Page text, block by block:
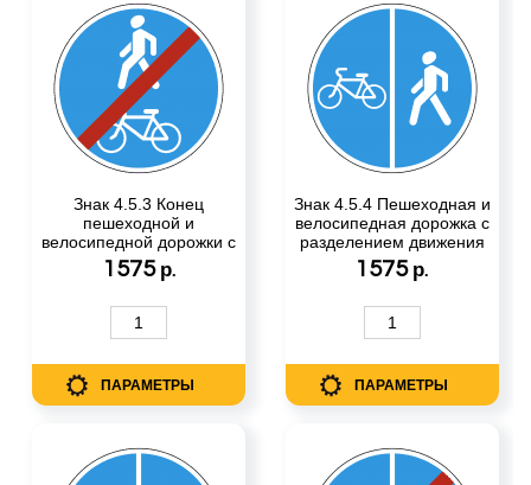
Знак 4.5.3 Конец
пешеходной и
велосипедной дорожки с
совмещенным
движением
1575 р.
ПАРАМЕТРЫ
Знак 4.5.4 Пешеходная и
велосипедная дорожка с
разделением движения
1575 р.
ПАРАМЕТРЫ